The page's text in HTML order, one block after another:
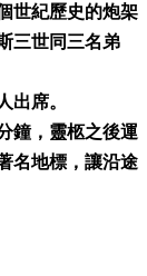
世紀歷史的炮架
三世同三名弟
出席。
鐘，靈柩之後運
名地標，讓沿途